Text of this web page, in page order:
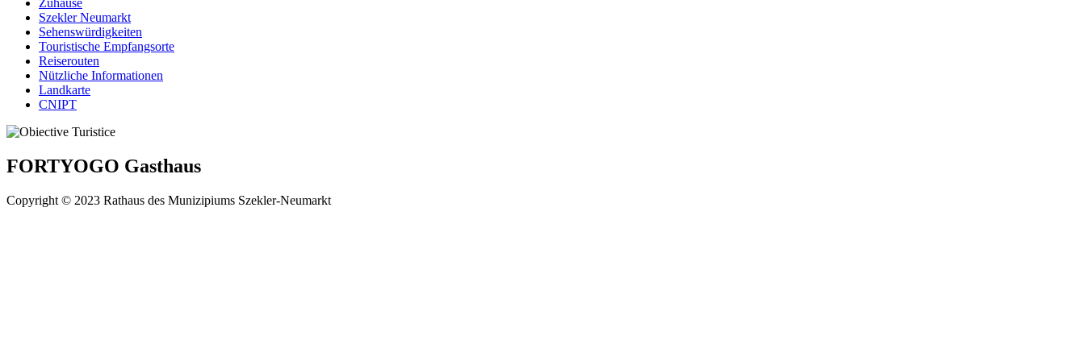
Szekler Neumarkt
Sehenswürdigkeiten
Touristische Empfangsorte
Reiserouten
Nützliche Informationen
Landkarte
CNIPT
FORTYOGO Gasthaus
Copyright © 2023 Rathaus des Munizipiums Szekler-Neumarkt